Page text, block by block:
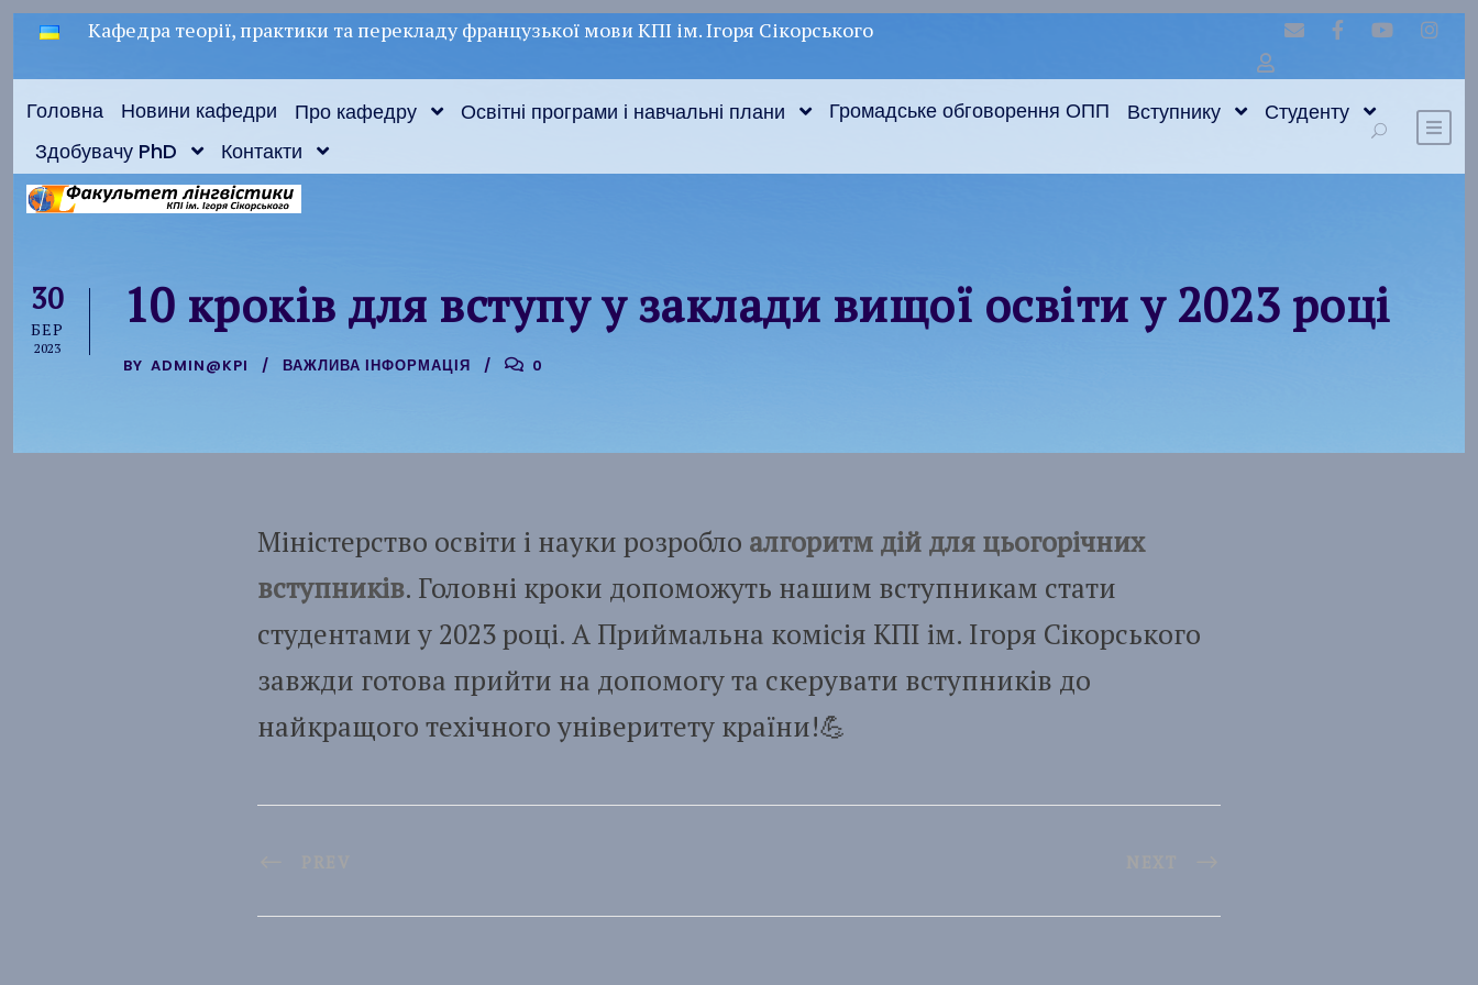
Кафедра теорії, практики та перекладу французької мови КПІ ім. Ігоря Сікорського
Головна Новини кафедри Про кафедру Освітні програми і навчальні плани Громадське обговорення ОПП Вступнику
Студенту
Здобувачу PhD
Контакти
30
БЕР
2023
10 кроків для вступу у заклади вищої освіти у 2023 році
BY ADMIN@KPI ВАЖЛИВА ІНФОРМАЦІЯ 0
Міністерство освіти і науки розробло алгоритм дій для цьогорічних
вступників. Головні кроки допоможуть нашим вступникам стати
студентами у 2023 році. А Приймальна комісія КПІ ім. Ігоря Сікорського
завжди готова прийти на допомогу та скерувати вступників до
найкращого техічного універитету країни!💪